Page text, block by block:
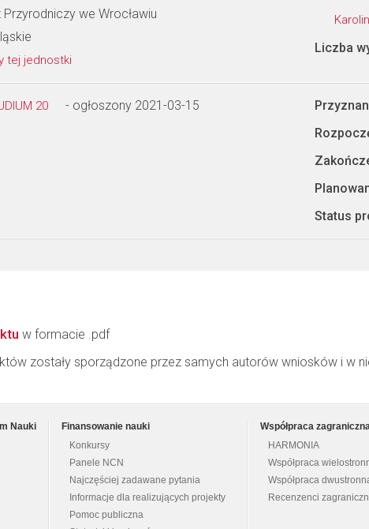
Przyrodniczy we Wrocławiu
tej jednostki
Liczba
20 - ogłoszony 2021-03-15
Status
w formacie .pdf
zostały sporządzone przez samych autorów wniosków i w
Nauki
Finansowanie nauki
Konkursy
Panele NCN
Najczęściej zadawane pytania
Informacje dla realizujących projekty
Pomoc publiczna
Współpraca zagraniczna
HARMONIA
Współpraca
Współpraca
Recenzenci